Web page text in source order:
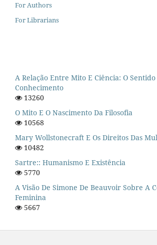
For Authors
For Librarians
A Relação Entre Mito E Ciência: O Sentido
Conhecimento
13260
O Mito E O Nascimento Da Filosofia
10568
Mary Wollstonecraft E Os Direitos Das
10482
Sartre:: Humanismo E Existência
5770
A Visão De Simone De Beauvoir Sobre A
Feminina
5667